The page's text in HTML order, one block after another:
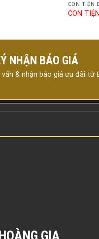
CON TIỆN
CON
NHẬN BÁO GIÁ
& nhận báo giá ưu đãi từ